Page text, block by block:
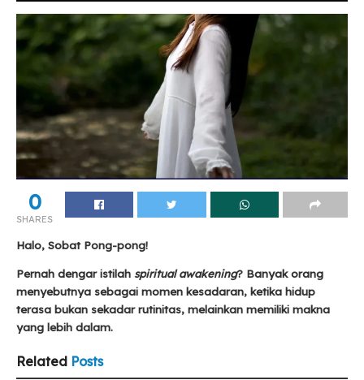
0
SHARES
Halo, Sobat Pong-pong!
Pernah dengar istilah spiritual awakening? Banyak orang
menyebutnya sebagai momen kesadaran, ketika hidup
terasa bukan sekadar rutinitas, melainkan memiliki makna
yang lebih dalam.
Related Posts